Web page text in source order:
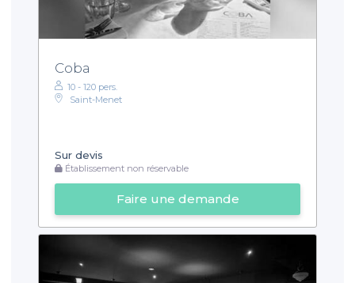
Coba
10 - 120 pers.
Saint-Menet
Sur devis
Établissement non réservable
Faire une demande